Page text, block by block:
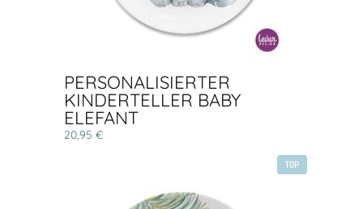
PERSONALISIERTER
KINDERTELLER BABY
ELEFANT
20,95 €
TOP